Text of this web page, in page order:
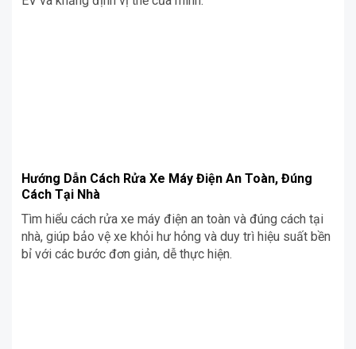
Hướng Dẫn Cách Rửa Xe Máy Điện An Toàn, Đúng
Cách Tại Nhà
Tìm hiểu cách rửa xe máy điện an toàn và đúng cách tại
nhà, giúp bảo vệ xe khỏi hư hỏng và duy trì hiệu suất bền
bỉ với các bước đơn giản, dễ thực hiện.